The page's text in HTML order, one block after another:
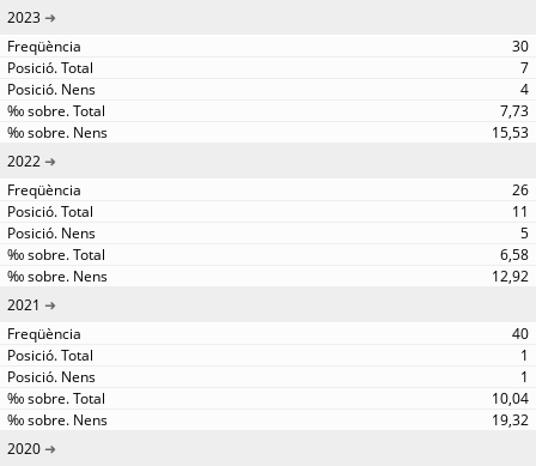
2023
30
7
4
7,73
15,53
2022
26
11
5
6,58
12,92
2021
40
1
1
10,04
19,32
2020